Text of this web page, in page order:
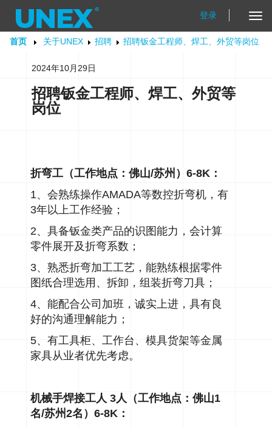
登录
首页 关于UNEX 招聘 招聘钣金工程师、焊工、外贸等岗位
2024年10月29日
招聘钣金工程师、焊工、外贸等
岗位
折弯工（工作地点：佛山/苏州）6-8K：
1、会熟练操作AMADA等数控折弯机，有
3年以上工作经验；
2、具备钣金类产品的识图能力，会计算
零件展开及折弯系数；
3、熟悉折弯加工工艺，能熟练根据零件
图纸合理选用、拆卸，组装折弯刀具；
4、能配合公司加班，诚实上进，具有良
好的沟通理解能力；
5、有工具柜、工作台、模具货架等金属
家具从业者优先考虑。
机械手焊接工人 3人（工作地点：佛山1
名/苏州2名）6-8K：